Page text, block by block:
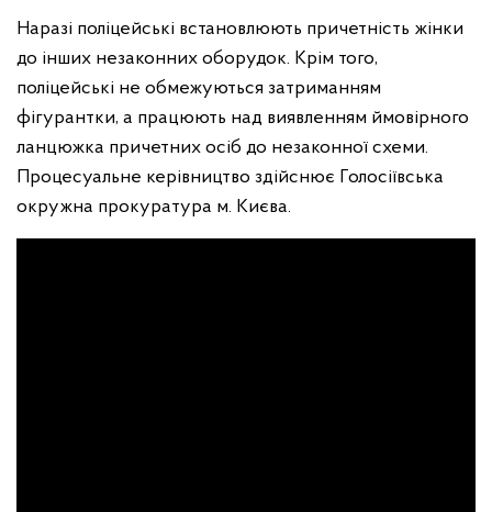
Наразі поліцейські встановлюють причетність жінки
до інших незаконних оборудок. Крім того,
поліцейські не обмежуються затриманням
фігурантки, а працюють над виявленням ймовірного
ланцюжка причетних осіб до незаконної схеми.
Процесуальне керівництво здійснює Голосіївська
окружна прокуратура м. Києва.